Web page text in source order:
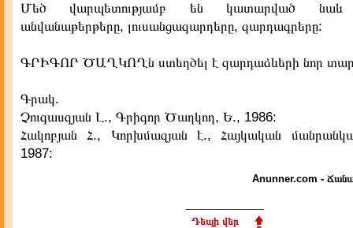
Մեծ վարպետությամբ են կատարված նաև
անվանաթերթերը, լուսանցազարդերը, զարդագրերը:
ԳՐԻԳՈՐ ԾԱՂԿՈՂն ստեղծել է զարդաձևերի նոր
Գրակ.
Չուգասզյան Լ., Գրիգոր Ծաղկող, Ե., 1986:
Հակոբյան Հ., Կորխմազյան է., Հայկական
1987:
Anunner.com -
Դեպի վեր